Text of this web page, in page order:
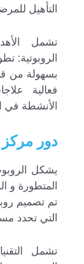
التأهيل
تشمل
الروبوتية:
بسهولة من
فعالية
الأنشطة في
دور مركز
يشكل
المتطورة و
تم تصميم
التي تحدد
تشمل